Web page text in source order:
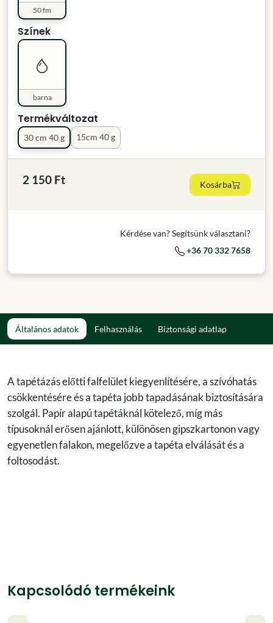
50 fm
Színek
barna
Termékváltozat
15cm 40 g
30 cm 40 g
2 150 Ft Kosárba
Kérdése van? Segítsünk választani?
+36 70 332 7658
Általános adatok Felhasználás Biztonsági adatlap
A tapétázás előtti falfelület kiegyenlítésére, a szívóhatás
csökkentésére és a tapéta jobb tapadásának biztosítására
szolgál. Papír alapú tapétáknál kötelező, míg más
típusoknál erősen ajánlott, különösen gipszkartonon vagy
egyenetlen falakon, megelőzve a tapéta elválását és a
foltosodást.
Kapcsolódó termékeink